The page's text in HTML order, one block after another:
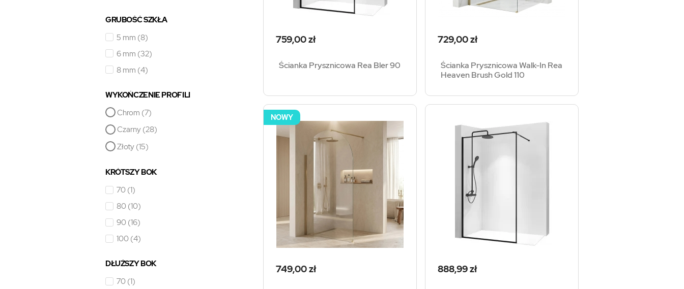
GRUBOŚĆ SZKŁA
5 mm (8)
6 mm (32)
8 mm (4)
WYKOŃCZENIE PROFILI
Chrom (7)
Czarny (28)
Złoty (15)
KRÓTSZY BOK
70 (1)
80 (10)
90 (16)
100 (4)
DŁUŻSZY BOK
70 (1)
Cena
759,00 zł
Ścianka Prysznicowa Rea Bler 90
Cena
729,00 zł
Ścianka Prysznicowa Walk-In Rea
Heaven Brush Gold 110
Cena
749,00 zł
NOWY
Cena
888,99 zł